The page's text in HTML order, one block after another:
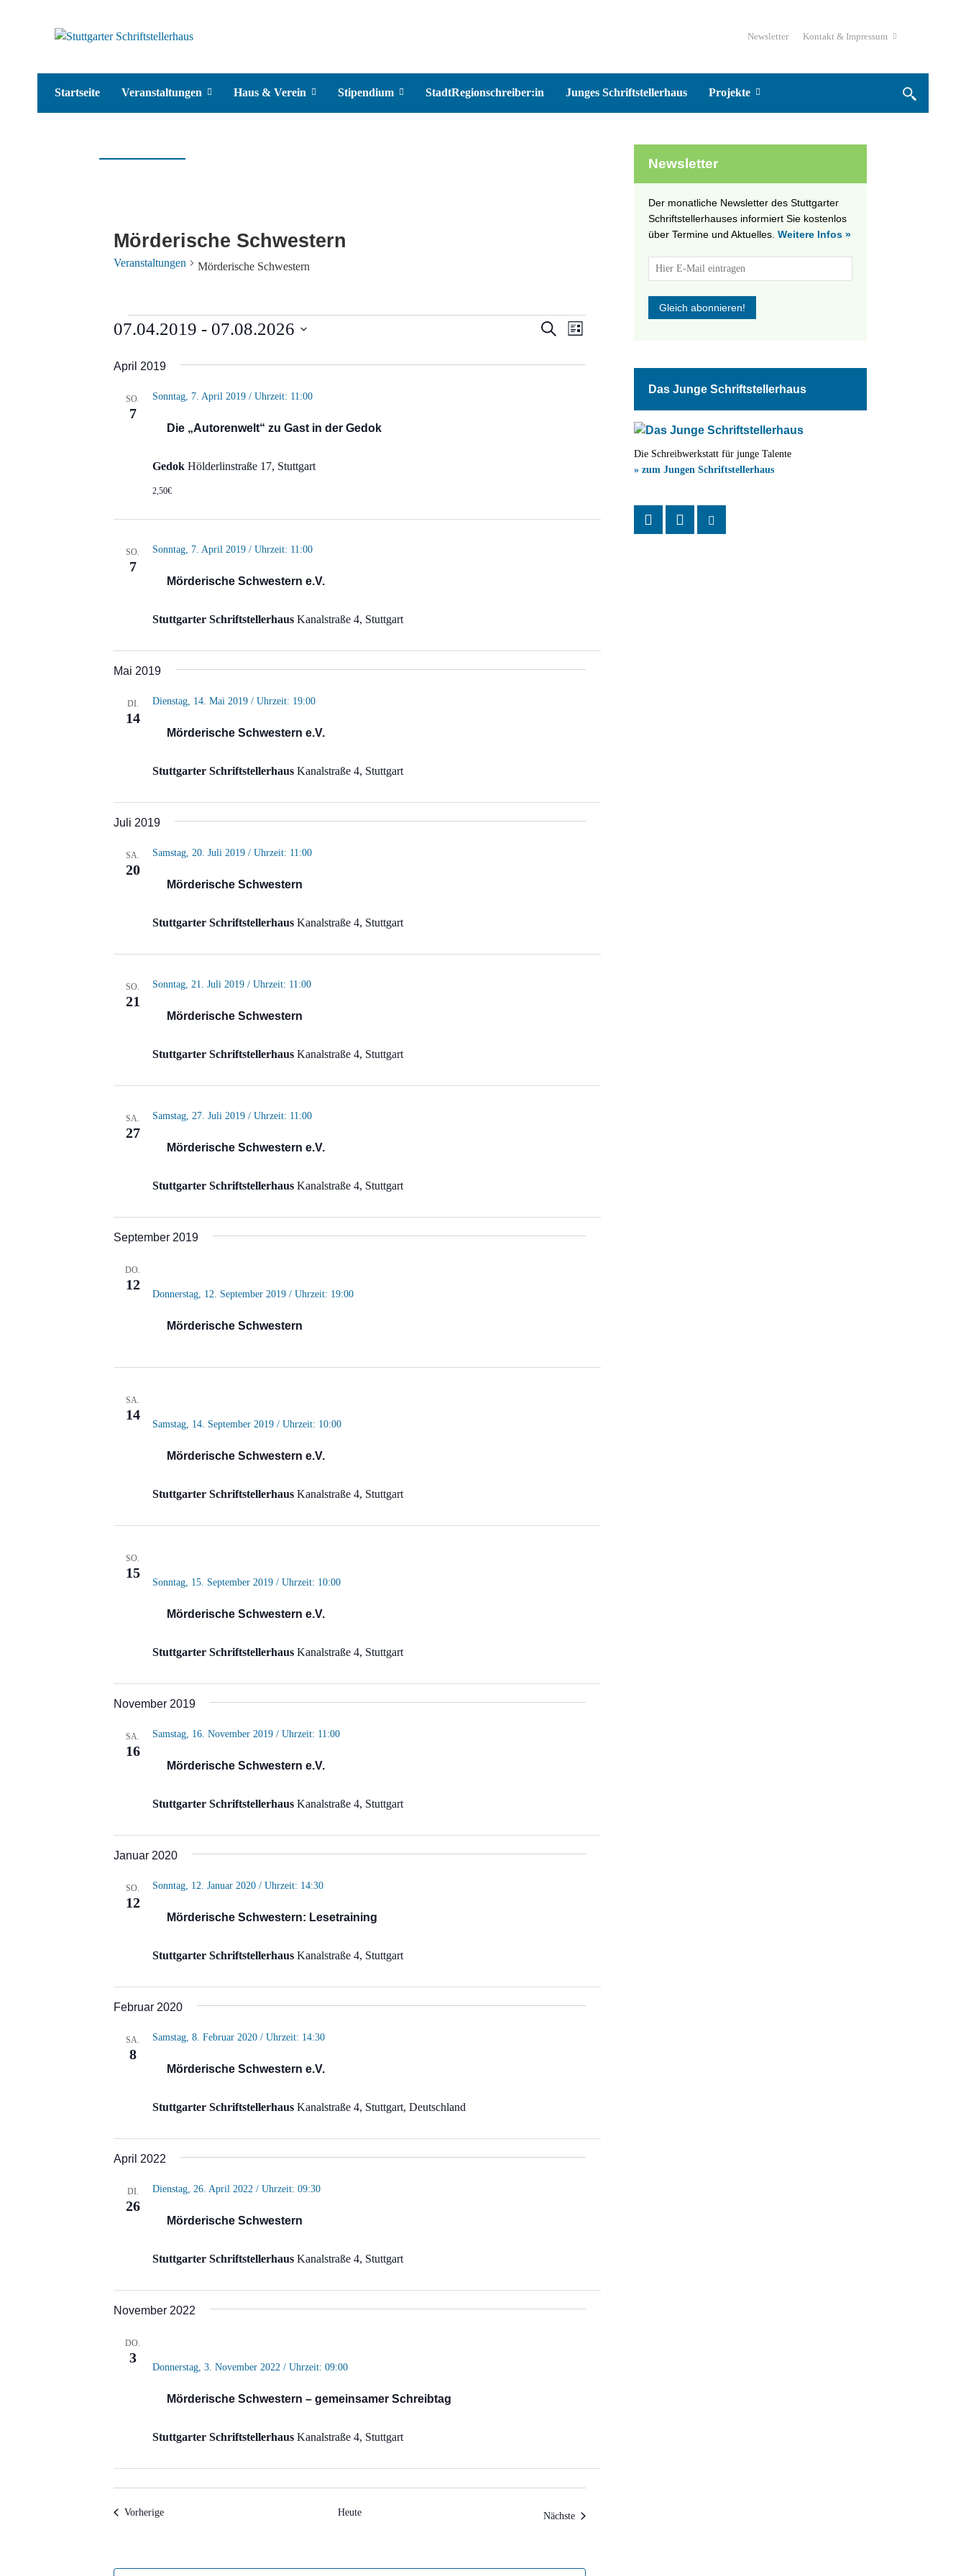
Newsletter Kontakt & Impressum
Startseite Veranstaltungen Haus & Verein Stipendium StadtRegionschreiber:in Junges Schriftstellerhaus Projekte
Mörderische Schwestern
Veranstaltungen Mörderische Schwestern
Veranstaltungen
Veranstaltungen
Ansichten,
Navigation
SucheVeranstaltung
Navigation
Liste
07.04.2019 - 07.08.2026
wählen.
April 2019
SO.
7
Die „Autorenwelt“ zu Gast in der Gedok
Sonntag, 7. April 2019 / Uhrzeit: 11:00
Gedok Hölderlinstraße 17, Stuttgart
2,50€
SO.
7
Mörderische Schwestern e.V.
Sonntag, 7. April 2019 / Uhrzeit: 11:00
Stuttgarter Schriftstellerhaus Kanalstraße 4, Stuttgart
Mai 2019
DI.
14
Mörderische Schwestern e.V.
Dienstag, 14. Mai 2019 / Uhrzeit: 19:00
Stuttgarter Schriftstellerhaus Kanalstraße 4, Stuttgart
Juli 2019
SA.
20
Mörderische Schwestern
Samstag, 20. Juli 2019 / Uhrzeit: 11:00
Stuttgarter Schriftstellerhaus Kanalstraße 4, Stuttgart
SO.
21
Mörderische Schwestern
Sonntag, 21. Juli 2019 / Uhrzeit: 11:00
Stuttgarter Schriftstellerhaus Kanalstraße 4, Stuttgart
SA.
27
Mörderische Schwestern e.V.
Samstag, 27. Juli 2019 / Uhrzeit: 11:00
Stuttgarter Schriftstellerhaus Kanalstraße 4, Stuttgart
September 2019
DO.
12
Mörderische Schwestern
Donnerstag, 12. September 2019 / Uhrzeit: 19:00
SA.
14
Mörderische Schwestern e.V.
Samstag, 14. September 2019 / Uhrzeit: 10:00
Stuttgarter Schriftstellerhaus Kanalstraße 4, Stuttgart
SO.
15
Mörderische Schwestern e.V.
Sonntag, 15. September 2019 / Uhrzeit: 10:00
Stuttgarter Schriftstellerhaus Kanalstraße 4, Stuttgart
November 2019
SA.
16
Mörderische Schwestern e.V.
Samstag, 16. November 2019 / Uhrzeit: 11:00
Stuttgarter Schriftstellerhaus Kanalstraße 4, Stuttgart
Januar 2020
SO.
12
Mörderische Schwestern: Lesetraining
Sonntag, 12. Januar 2020 / Uhrzeit: 14:30
Stuttgarter Schriftstellerhaus Kanalstraße 4, Stuttgart
Februar 2020
SA.
8
Mörderische Schwestern e.V.
Samstag, 8. Februar 2020 / Uhrzeit: 14:30
Stuttgarter Schriftstellerhaus Kanalstraße 4, Stuttgart, Deutschland
April 2022
DI.
26
Mörderische Schwestern
Dienstag, 26. April 2022 / Uhrzeit: 09:30
Stuttgarter Schriftstellerhaus Kanalstraße 4, Stuttgart
November 2022
DO.
3
Mörderische Schwestern – gemeinsamer Schreibtag
Donnerstag, 3. November 2022 / Uhrzeit: 09:00
Stuttgarter Schriftstellerhaus Kanalstraße 4, Stuttgart
VorherigeVeranstaltungen Heute NächsteVeranstaltungen
Newsletter
Der monatliche Newsletter des Stuttgarter
Schriftstellerhauses informiert Sie kostenlos
über Termine und Aktuelles. Weitere Infos »
Das Junge Schriftstellerhaus
Die Schreibwerkstatt für junge Talente
» zum Jungen Schriftstellerhaus